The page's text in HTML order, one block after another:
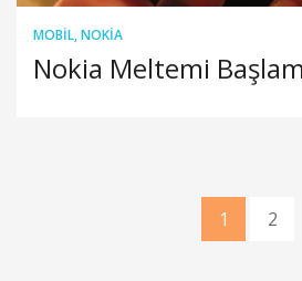
MOBIL,NOKIA
Nokia Meltemi
1 2